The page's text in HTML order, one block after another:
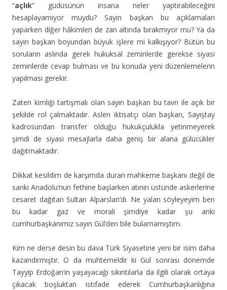
“açlık” güdüsünün insana neler yaptırabileceğini
hesaplayamıyor muydu? Sayın başkan bu açıklamaları
yaparken diğer hâkimleri de zan altında bırakmıyor mu? Ya da
sayın başkan boyundan büyük işlere mi kalkışıyor? Bütün bu
soruların aslında gerek hukuksal zeminlerde gerekse siyasi
zeminlerde cevap bulması ve bu konuda yeni düzenlemelerin
yapılması gerekir.
Zaten kimliği tartışmalı olan sayın başkan bu tavrı ile açık bir
şekilde rol çalmaktadır. Aslen iktisatçı olan başkan, Sayıştay
kadrosundan transfer olduğu hukukçulukla yetinmeyerek
şimdi de siyasi mesajlarla daha geniş bir alana gülücükler
dağıtmaktadır.
Dikkat kesildim de karşımda duran mahkeme başkanı değil de
sanki Anadolu’nun fethine başlarken atının üstünde askerlerine
cesaret dağıtan Sultan Alparslan’dı. Ne yalan söyleyeyim ben
bu kadar gaz ve morali şimdiye kadar şu anki
cumhurbaşkanımız sayın Gül’den bile bulamamıştım.
Kim ne derse desin bu dava Türk Siyasetine yeni bir isim daha
kazandırmıştır. O da muhtemeldir ki Gül sonrası dönemde
Tayyip Erdoğan’ın yaşayacağı sıkıntılarla da ilgili olarak ortaya
çıkacak boşluktan istifade ederek Cumhurbaşkanlığına